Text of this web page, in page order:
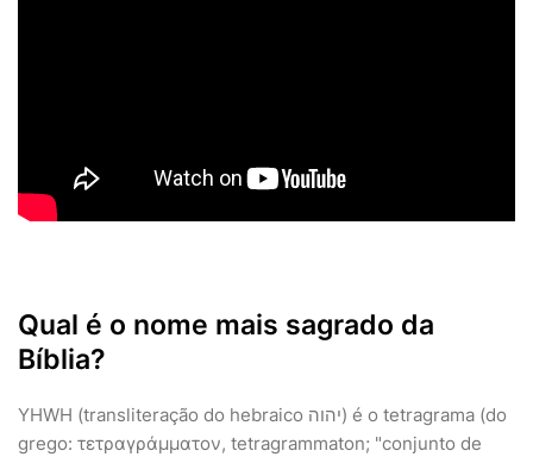
Qual é o nome mais sagrado da
Bíblia?
YHWH (transliteração do hebraico יהוה) é o tetragrama (do
grego: τετραγράμματον, tetragrammaton; "conjunto de